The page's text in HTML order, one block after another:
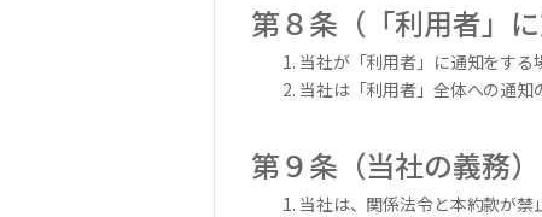
第８条（「利用者」に
当社が「利用者」に通知をする
当社は「利用者」全体への通知
第９条（当社の義務）
当社は、関係法令と本約款が禁